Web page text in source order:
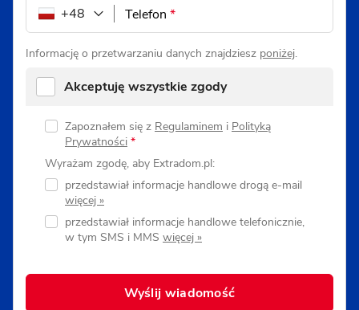
Telefon *
+48
Informację o przetwarzaniu danych znajdziesz poniżej.
Akceptuję wszystkie zgody
Zapoznałem się z Regulaminem i Polityką
Prywatności *
Wyrażam zgodę, aby Extradom.pl:
przedstawiał informacje handlowe drogą e-mail
przedstawiał informacje handlowe telefonicznie,
w tym SMS i MMS
Wyślij wiadomość